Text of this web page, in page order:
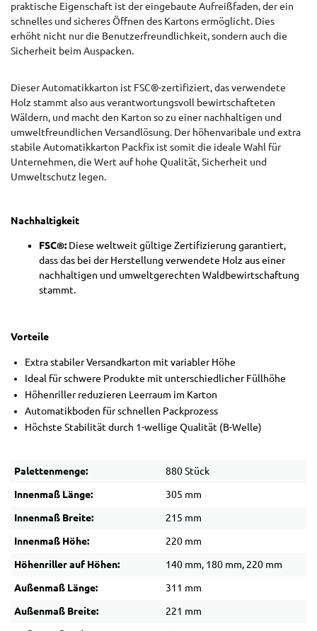
praktische Eigenschaft ist der eingebaute Aufreißfaden, der ein
schnelles und sicheres Öffnen des Kartons ermöglicht. Dies
erhöht nicht nur die Benutzerfreundlichkeit, sondern auch die
Sicherheit beim Auspacken.
Dieser Automatikkarton ist FSC®-zertifiziert, das verwendete
Holz stammt also aus verantwortungsvoll bewirtschafteten
Wäldern, und macht den Karton so zu einer nachhaltigen und
umweltfreundlichen Versandlösung. Der höhenvaribale und extra
stabile Automatikkarton Packfix ist somit die ideale Wahl für
Unternehmen, die Wert auf hohe Qualität, Sicherheit und
Umweltschutz legen.
Nachhaltigkeit
FSC®: Diese weltweit gültige Zertifizierung garantiert,
dass das bei der Herstellung verwendete Holz aus einer
nachhaltigen und umweltgerechten Waldbewirtschaftung
stammt.
Vorteile
Extra stabiler Versandkarton mit variabler Höhe
Ideal für schwere Produkte mit unterschiedlicher Füllhöhe
Höhenriller reduzieren Leerraum im Karton
Automatikboden für schnellen Packprozess
Höchste Stabilität durch 1-wellige Qualität (B-Welle)
Palettenmenge: 880 Stück
Innenmaß Länge: 305 mm
Innenmaß Breite: 215 mm
Innenmaß Höhe: 220 mm
Höhenriller auf Höhen: 140 mm, 180 mm, 220 mm
Außenmaß Länge: 311 mm
Außenmaß Breite: 221 mm